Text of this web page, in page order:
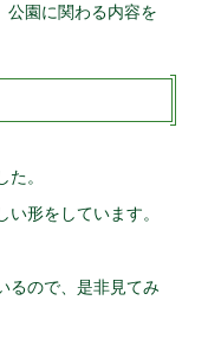
園に関わる内容を
。
形をしています。
るので、是非見てみ